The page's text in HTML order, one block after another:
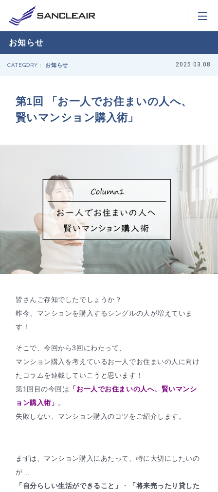
お知らせ
CATEGORY : お知らせ 2025.03.08
第1回 「お一人でお住まいの人へ、
賢いマンション購入術」
皆さんご存知でしたでしょうか？
昨今、マンションを購入するシングルの人が増えていま
す！
そこで、今回から3回にわたって、
マンション購入を考えているお一人でお住まいの人に向け
たコラムを連載していこうと思います！
第1回目の今回は 「お一人でお住まいの人へ、賢いマンシ
ョン購入術」 。
失敗しない、マンション購入のコツをご紹介します。
まずは、マンション購入にあたって、特に大切にしたいの
が…
「自分らしい生活ができること」
・
「将来売ったり貸した